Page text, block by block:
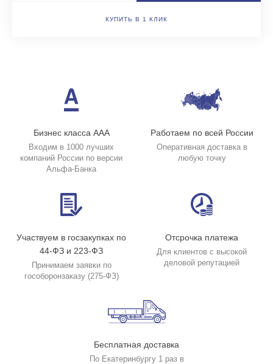
КУПИТЬ В 1 КЛИК
Бизнес класса ААА
Входим в 1000 лучших
компаний России по версии
Альфа-Банка
Работаем по всей России
Оперативная доставка в
любую точку
Участвуем в госзакупках по
44-ФЗ и 223-ФЗ
Принимаем заявки по
гособоронзаказу (275-ФЗ)
Отсрочка платежа
Для клиентов с высокой
деловой репутацией
Бесплатная доставка
По Екатеринбургу 1 раз в